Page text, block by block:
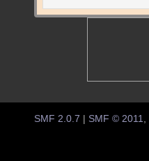
SMF 2.0.7 | SMF © 2011